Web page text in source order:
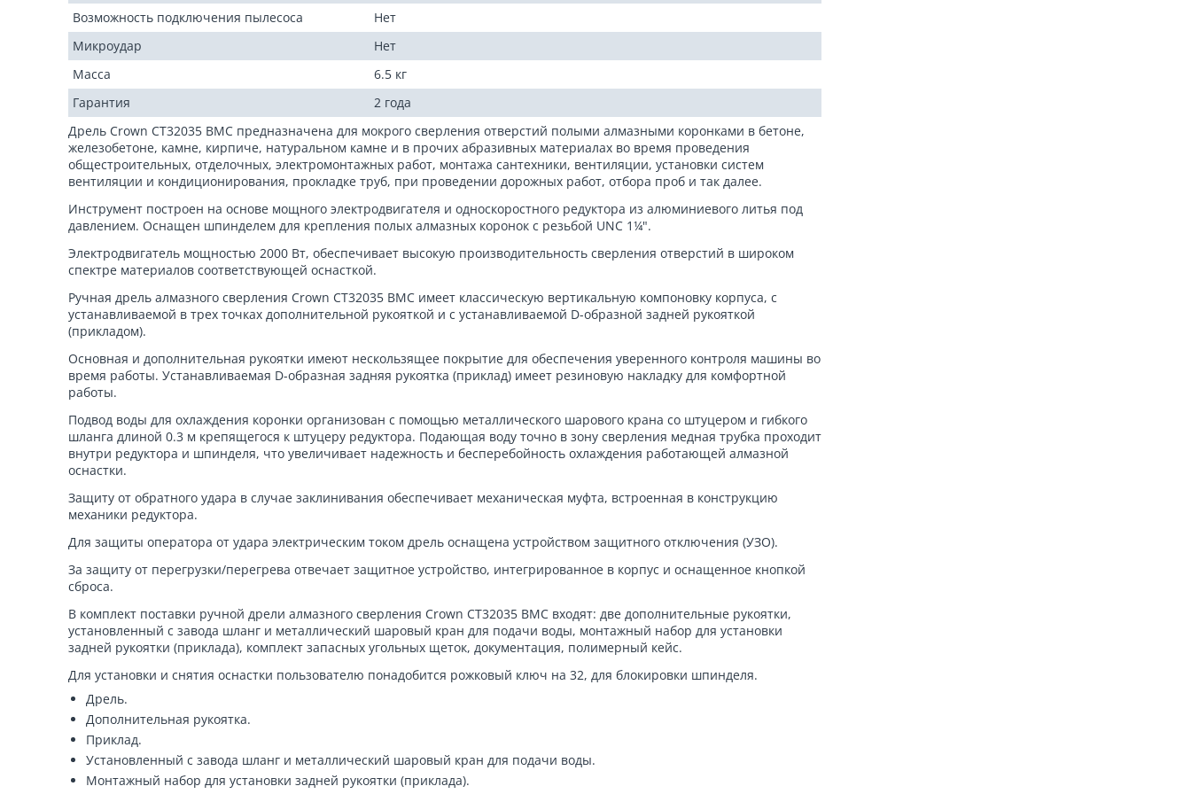
Возможность подключения пылесоса
Нет
Микроудар
Нет
Масса
6.5 кг
Гарантия
2 года
Дрель Crown CT32035 BMC предназначена для мокрого сверления отверстий полыми алмазными коронками в бетоне,
железобетоне, камне, кирпиче, натуральном камне и в прочих абразивных материалах во время проведения
общестроительных, отделочных, электромонтажных работ, монтажа сантехники, вентиляции, установки систем
вентиляции и кондиционирования, прокладке труб, при проведении дорожных работ, отбора проб и так далее.
Инструмент построен на основе мощного электродвигателя и односкоростного редуктора из алюминиевого литья под
давлением. Оснащен шпинделем для крепления полых алмазных коронок с резьбой UNC 1¼".
Электродвигатель мощностью 2000 Вт, обеспечивает высокую производительность сверления отверстий в широком
спектре материалов соответствующей оснасткой.
Ручная дрель алмазного сверления Crown CT32035 BMC имеет классическую вертикальную компоновку корпуса, с
устанавливаемой в трех точках дополнительной рукояткой и с устанавливаемой D-образной задней рукояткой
(прикладом).
Основная и дополнительная рукоятки имеют нескользящее покрытие для обеспечения уверенного контроля машины во
время работы. Устанавливаемая D-образная задняя рукоятка (приклад) имеет резиновую накладку для комфортной
работы.
Подвод воды для охлаждения коронки организован с помощью металлического шарового крана со штуцером и гибкого
шланга длиной 0.3 м крепящегося к штуцеру редуктора. Подающая воду точно в зону сверления медная трубка проходит
внутри редуктора и шпинделя, что увеличивает надежность и бесперебойность охлаждения работающей алмазной
оснастки.
Защиту от обратного удара в случае заклинивания обеспечивает механическая муфта, встроенная в конструкцию
механики редуктора.
Для защиты оператора от удара электрическим током дрель оснащена устройством защитного отключения (УЗО).
За защиту от перегрузки/перегрева отвечает защитное устройство, интегрированное в корпус и оснащенное кнопкой
сброса.
В комплект поставки ручной дрели алмазного сверления Crown CT32035 BMC входят: две дополнительные рукоятки,
установленный с завода шланг и металлический шаровый кран для подачи воды, монтажный набор для установки
задней рукоятки (приклада), комплект запасных угольных щеток, документация, полимерный кейс.
Для установки и снятия оснастки пользователю понадобится рожковый ключ на 32, для блокировки шпинделя.
Дрель.
Дополнительная рукоятка.
Приклад.
Установленный с завода шланг и металлический шаровый кран для подачи воды.
Монтажный набор для установки задней рукоятки (приклада).